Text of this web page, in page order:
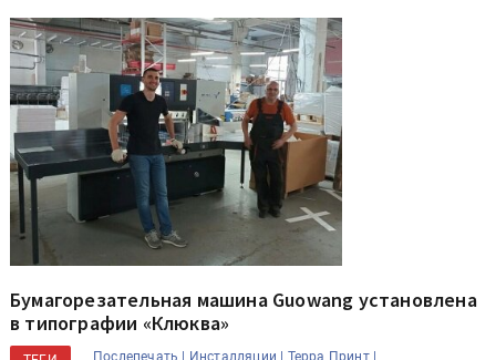
Бумагорезательная машина Guowang установлена
в типографии «Клюква»
Послепечать | Инсталляции | Терра Принт |